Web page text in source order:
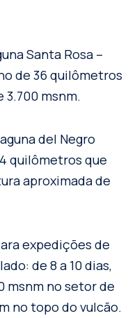
Santa Rosa –
de 36 quilômetros
3.700 msnm.
del Negro
quilômetros que
aproximada de
expedições de
de 8 a 10 dias,
msnm no setor de
no topo do vulcão.